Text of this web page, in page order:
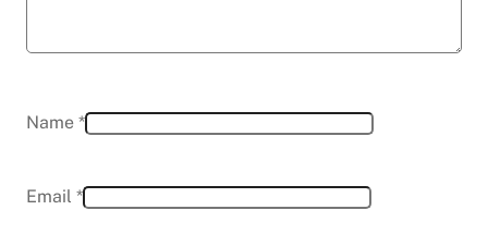
Name *
Email *